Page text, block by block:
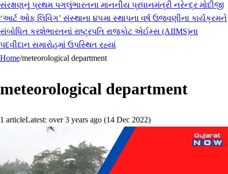
સંરક્ષણનું પ્રથમ પગલુંભારતના માનનીય પ્રધાનમંત્રી નરેન્દ્ર મોદીજી
‘આર્ટ ઓફ લિવિંગ’ સંસ્થાના ૪૫મા સ્થાપના વર્ષ ઉજવણીના કાર્યક્રમને
સંબોધિત કરશેભારતનાં રાષ્ટ્રપતિ રાજકોટ એઈમ્સ (AIIMS)ના
પદવીદાન સમારોહમાં ઉપસ્થિત રહ્યાં
Home/meteorological department
meteorological department
1 articleLatest: over 3 years ago (14 Dec 2022)